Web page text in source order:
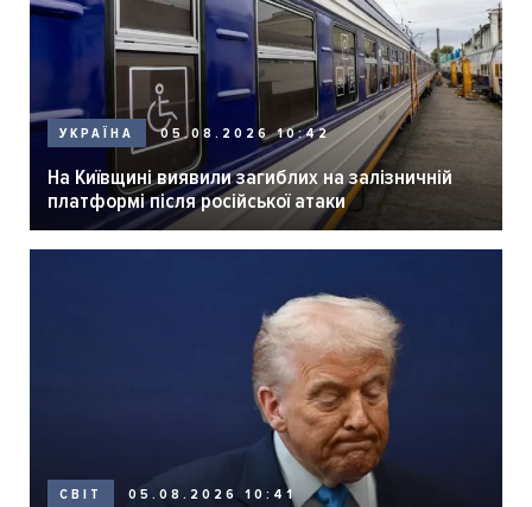
УКРАЇНА 05.08.2026 10:42
На Київщині виявили загиблих на залізничній
платформі після російської атаки
СВІТ 05.08.2026 10:41